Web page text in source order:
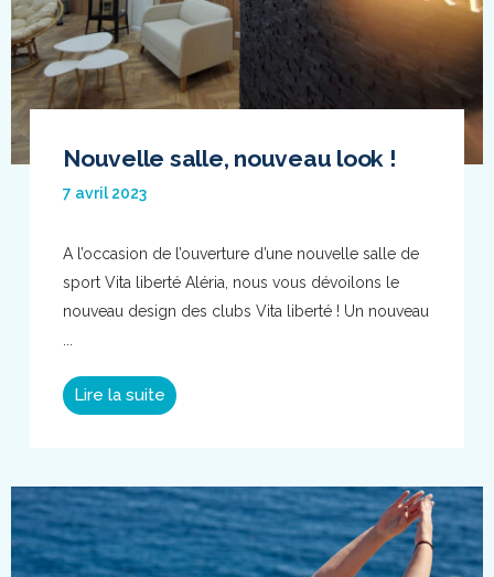
Nouvelle salle, nouveau look !
7 avril 2023
A l’occasion de l’ouverture d’une nouvelle salle de
sport Vita liberté Aléria, nous vous dévoilons le
nouveau design des clubs Vita liberté ! Un nouveau
...
Lire la suite